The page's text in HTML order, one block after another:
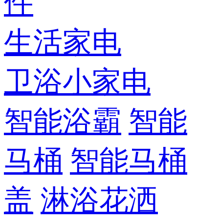
生活家电
卫浴小家电
智能浴霸 智能
马桶 智能马桶
盖 淋浴花洒